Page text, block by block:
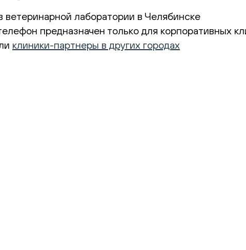
лаборатории в Челябинске
предназначен только для корпоративных
клиники-партнеры в других городах